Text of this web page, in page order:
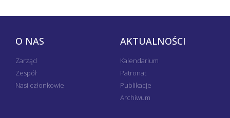
O NAS
Zarząd
Zespół
Nasi członkowie
AKTUALNOŚCI
Kalendarium
Patronat
Publikacje
Archiwum